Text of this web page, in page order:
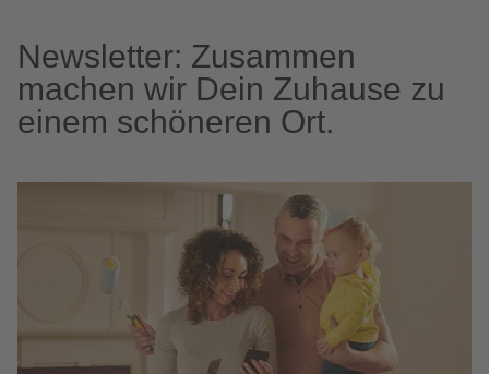
Newsletter: Zusammen
machen wir Dein Zuhause zu
einem schöneren Ort.